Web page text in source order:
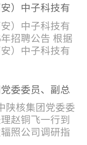
附件2）并如实
应聘人员登记
历学位证书和
件发送至报名
大学测控技术
油大学通信工
明男1981年11月
大学测控技术
何晔女1979年10
经学院工商管
怡女1998...
）中子科技有
招聘公告
）中子科技有
招聘公告 根据
）中子科技有
聘岗位及人数
招聘范围（1）
向社会招聘。
招聘：国家计划
全日制院校应
委委员、副总
行到中陕核杨
研指导工作
陕核集团党委委
赵铜飞一行到
照公司调研指